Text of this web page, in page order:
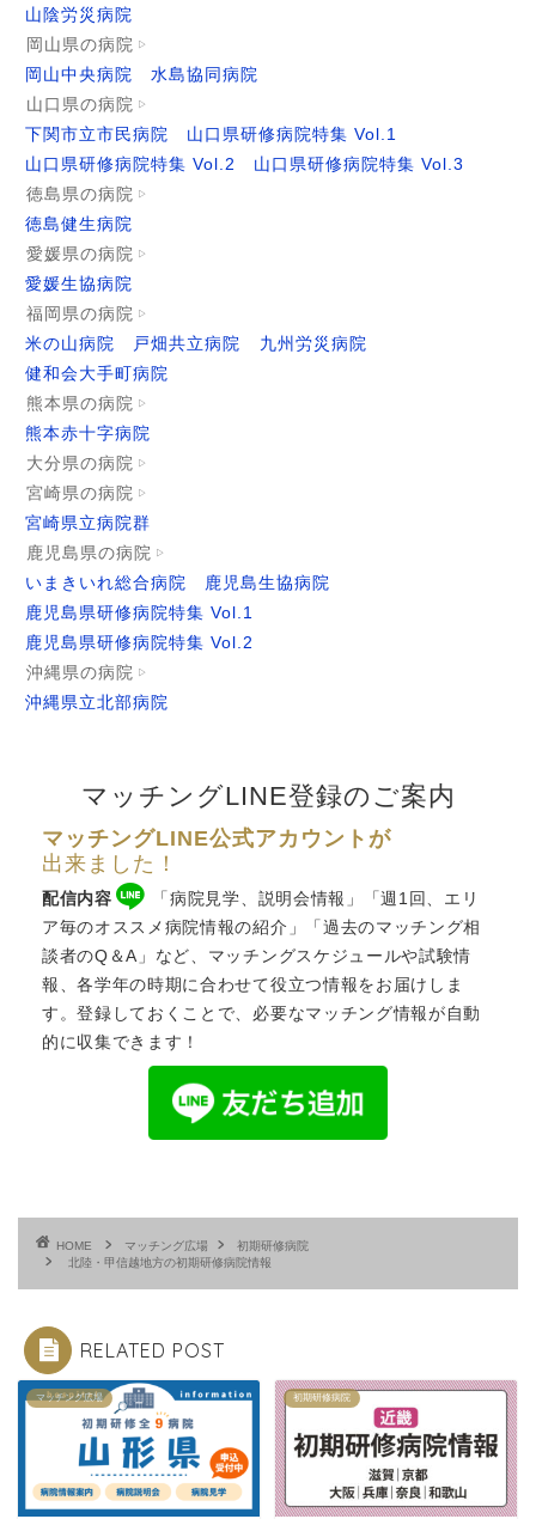
山陰労災病院
岡山県の病院
岡山中央病院
水島協同病院
山口県の病院
下関市立市民病院
山口県研修病院特集 Vol.1
山口県研修病院特集 Vol.2
山口県研修病院特集 Vol.3
徳島県の病院
徳島健生病院
愛媛県の病院
愛媛生協病院
福岡県の病院
米の山病院
戸畑共立病院
九州労災病院
健和会大手町病院
熊本県の病院
熊本赤十字病院
大分県の病院
宮崎県の病院
宮崎県立病院群
鹿児島県の病院
いまきいれ総合病院
鹿児島生協病院
鹿児島県研修病院特集 Vol.1
鹿児島県研修病院特集 Vol.2
沖縄県の病院
沖縄県立北部病院
マッチングLINE登録のご案内
マッチングLINE公式アカウントが
出来ました！
配信内容
「病院見学、説明会情報」「週1回、エリ
ア毎のオススメ病院情報の紹介」「過去のマッチング相
談者のQ＆A」など、 マッチングスケジュールや試験情
報、各学年の時期に合わせて役立つ情報をお届けしま
す。登録しておくことで、必要なマッチング情報が自動
的に収集できます！
HOME マッチング広場
初期研修病院
北陸・甲信越地方の初期研修病院情報
RELATED POST
マッチング広場 初期研修病院